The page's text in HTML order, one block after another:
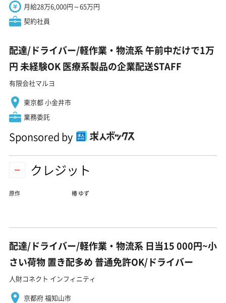
月給28万6,000円～65万円
契約社員
配達/ドライバー/軽作業・物流系 午前中だけで1万
円 未経験OK 医療系製品の企業配送STAFF
有限会社マルヨ
東京都 小金井市
業務委託
Sponsored by
クレジット
原作 椿 ゆず
配達/ドライバー/軽作業・物流系 日当15 000円~小
さい荷物 置き配多め 普通免許OK/ドライバー
人財コネクト インフィニティ
京都府 福知山市